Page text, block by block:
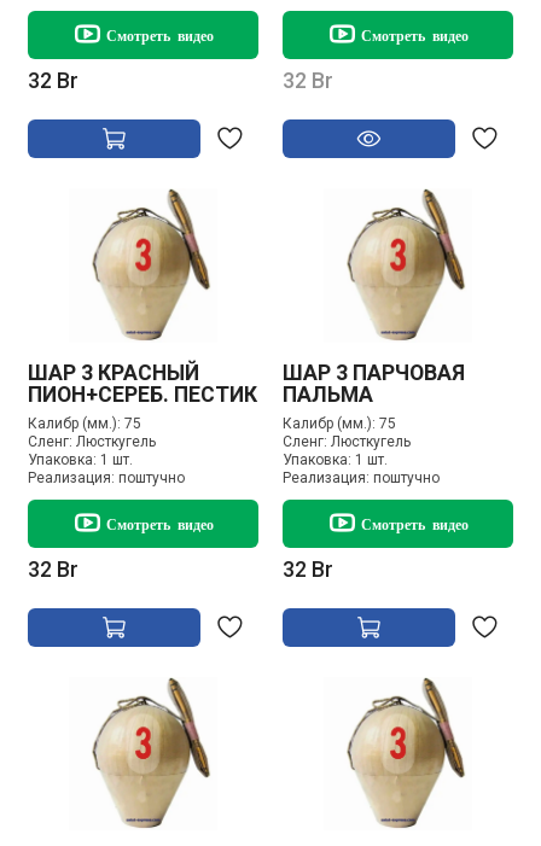
Смотреть видео
32 Br
Смотреть видео
32 Br
ШАР 3 КРАСНЫЙ
ПИОН+СЕРЕБ. ПЕСТИК
Калибр (мм.): 75
Сленг: Люсткугель
Упаковка: 1 шт.
Реализация: поштучно
Смотреть видео
32 Br
ШАР 3 ПАРЧОВАЯ
ПАЛЬМА
Калибр (мм.): 75
Сленг: Люсткугель
Упаковка: 1 шт.
Реализация: поштучно
Смотреть видео
32 Br